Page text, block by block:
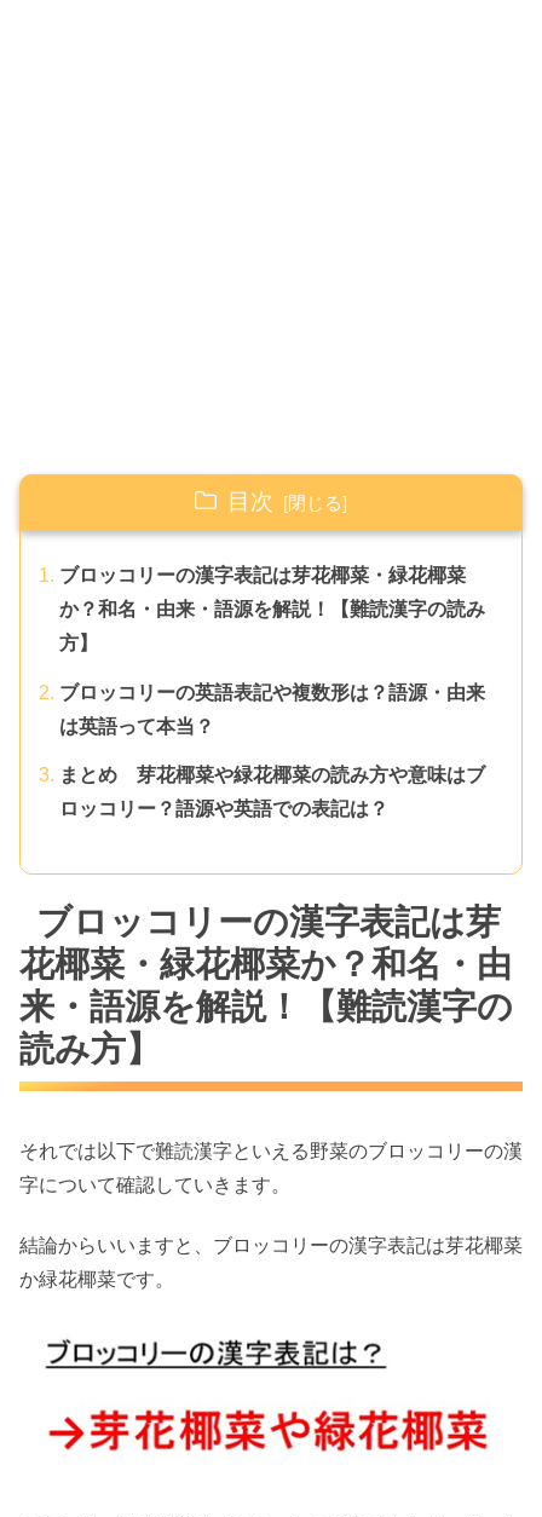
目次
ブロッコリーの漢字表記は芽花椰菜・緑花椰菜
か？和名・由来・語源を解説！【難読漢字の読み
方】
ブロッコリーの英語表記や複数形は？語源・由来
は英語って本当？
まとめ 芽花椰菜や緑花椰菜の読み方や意味はブ
ロッコリー？語源や英語での表記は？
ブロッコリーの漢字表記は芽
花椰菜・緑花椰菜か？和名・由
来・語源を解説！【難読漢字の
読み方】
それでは以下で難読漢字といえる野菜のブロッコリーの漢
字について確認していきます。
結論からいいますと、ブロッコリーの漢字表記は芽花椰菜
か緑花椰菜です。